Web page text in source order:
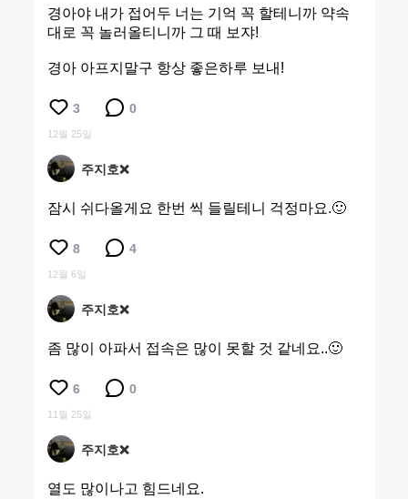
경아야 내가 접어두 너는 기억 꼭 할테니까 약속
대로 꼭 놀러올티니까 그 때 보쟈!
경아 아프지말구 항상 좋은하루 보내!
3 0
12월 25일
주지호❌
잠시 쉬다올게요 한번 씩 들릴테니 걱정마요.🙂
8 4
12월 6일
주지호❌
좀 많이 아파서 접속은 많이 못할 것 같네요..🙂
6 0
11월 25일
주지호❌
열도 많이나고 힘드네요.